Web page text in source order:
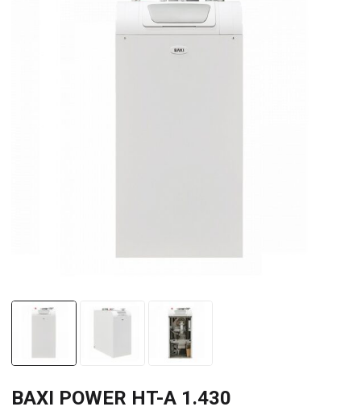
BAXI POWER HT-A 1.430